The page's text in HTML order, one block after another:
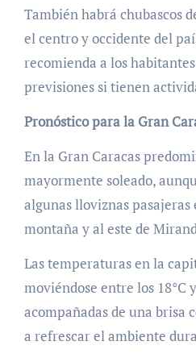
También habrá chubascos
el centro y occidente del
recomienda a los
previsiones si tienen
Pronóstico para la Gran
En la Gran Caracas
mayormente soleado,
algunas lloviznas pasajeras
montaña y al este de
Las temperaturas en la
moviéndose entre los 18°C
acompañadas de una brisa
a refrescar el ambiente